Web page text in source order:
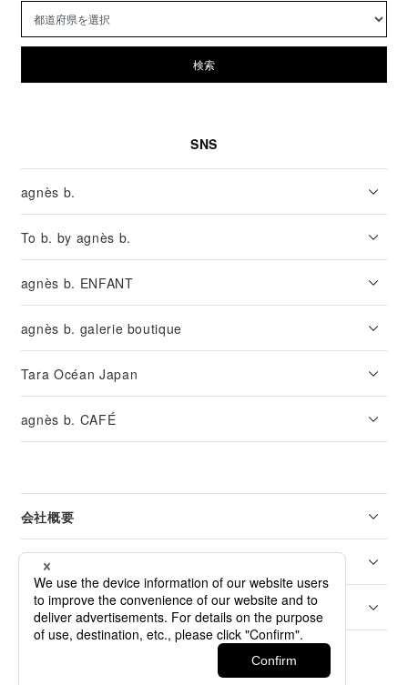
検索
SNS
agnès b.
To b. by agnès b.
agnès b. ENFANT
agnès b. galerie boutique
Tara Océan Japan
agnès b. CAFÉ
会社概要
リーガル
カスタマーサービス